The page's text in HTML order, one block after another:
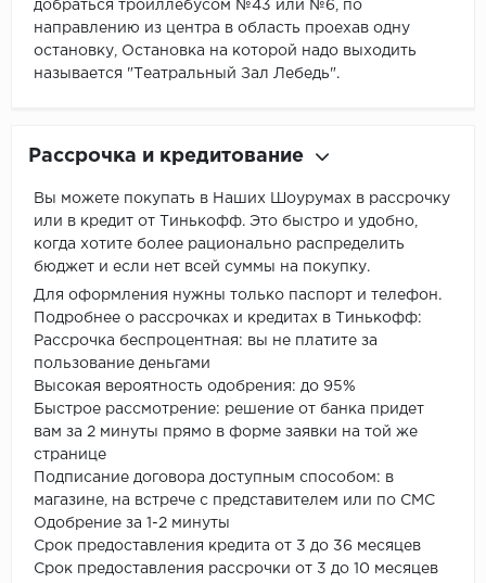
добраться тройллебусом №43 или №6, по
направлению из центра в область проехав одну
остановку, Остановка на которой надо выходить
называется "Театральный Зал Лебедь".
Рассрочка и кредитование
Вы можете покупать в Наших Шоурумах в рассрочку
или в кредит от Тинькофф. Это быстро и удобно,
когда хотите более рационально распределить
бюджет и если нет всей суммы на покупку.
Для оформления нужны только паспорт и телефон.
Подробнее о рассрочках и кредитах в Тинькофф:
Рассрочка беспроцентная: вы не платите за
пользование деньгами
Высокая вероятность одобрения: до 95%
Быстрое рассмотрение: решение от банка придет
вам за 2 минуты прямо в форме заявки на той же
странице
Подписание договора доступным способом: в
магазине, на встрече с представителем или по СМС
Одобрение за 1-2 минуты
Срок предоставления кредита от 3 до 36 месяцев
Срок предоставления рассрочки от 3 до 10 месяцев